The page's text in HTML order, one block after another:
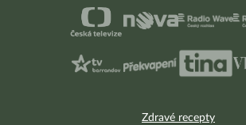
Zdravé recepty